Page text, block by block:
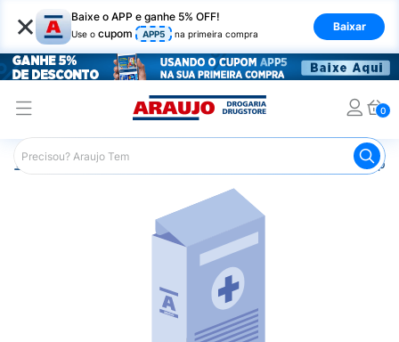
× Baixe o APP e ganhe 5% OFF!
Use o cupom APP5 na primeira compra
Baixar
0
Araujo Medicamentos Remédio